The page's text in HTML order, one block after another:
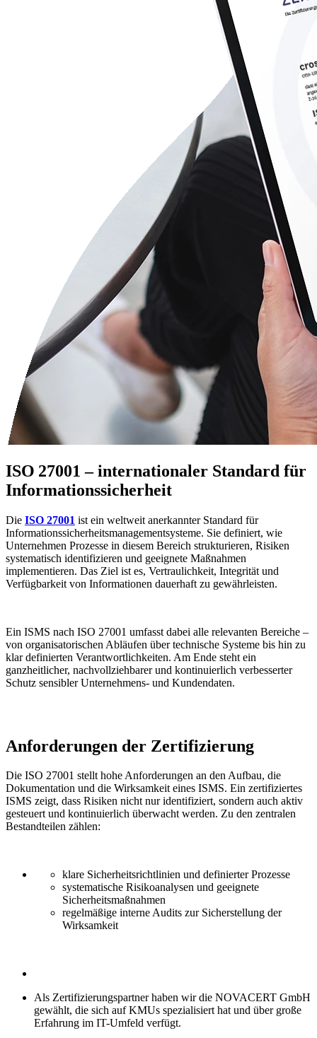
ISO 27001 – internationaler Standard für
Informationssicherheit
Die ISO 27001 ist ein weltweit anerkannter Standard für
Informationssicherheitsmanagementsysteme. Sie definiert, wie
Unternehmen Prozesse in diesem Bereich strukturieren, Risiken
systematisch identifizieren und geeignete Maßnahmen
implementieren. Das Ziel ist es, Vertraulichkeit, Integrität und
Verfügbarkeit von Informationen dauerhaft zu gewährleisten.
Ein ISMS nach ISO 27001 umfasst dabei alle relevanten Bereiche –
von organisatorischen Abläufen über technische Systeme bis hin zu
klar definierten Verantwortlichkeiten. Am Ende steht ein
ganzheitlicher, nachvollziehbarer und kontinuierlich verbesserter
Schutz sensibler Unternehmens- und Kundendaten.
Anforderungen der Zertifizierung
Die ISO 27001 stellt hohe Anforderungen an den Aufbau, die
Dokumentation und die Wirksamkeit eines ISMS. Ein zertifiziertes
ISMS zeigt, dass Risiken nicht nur identifiziert, sondern auch aktiv
gesteuert und kontinuierlich überwacht werden. Zu den zentralen
Bestandteilen zählen:
klare Sicherheitsrichtlinien und definierter Prozesse
systematische Risikoanalysen und geeignete
Sicherheitsmaßnahmen
regelmäßige interne Audits zur Sicherstellung der
Wirksamkeit
Als Zertifizierungspartner haben wir die NOVACERT GmbH
gewählt, die sich auf KMUs spezialisiert hat und über große
Erfahrung im IT-Umfeld verfügt.